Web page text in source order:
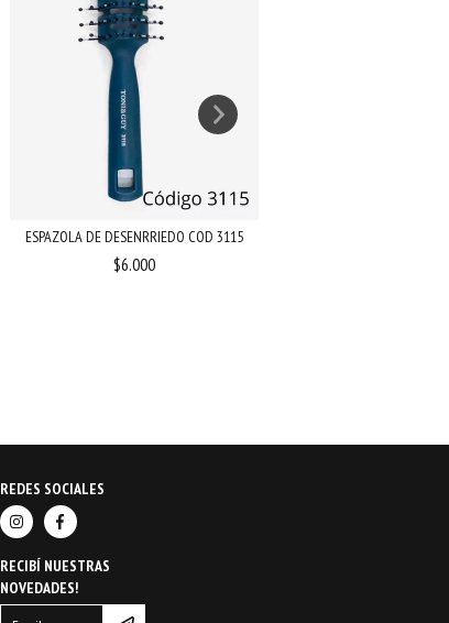
ESPAZOLA DE DESENRRIEDO COD 3115
$6.000
REDES SOCIALES
RECIBÍ NUESTRAS
NOVEDADES!